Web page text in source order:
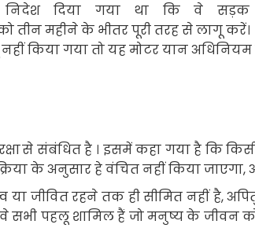
निदेश दिया गया था कि वे सड़क
तीन महीने के भीतर पूरी तरह से लागू करें।
किया गया तो यह मोटर यान
से संबंधित है । इसमें कहा गया है कि
के अनुसार हे वंचित नहीं किया जाएगा,
जीवित रहने तक ही सीमित नहीं है,
सभी पहलू शामिल हैं जो मनुष्य के जीवन